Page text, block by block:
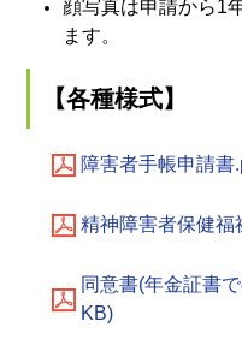
顔写真は申請から1
ます。
【各種様式】
障害者手帳申請書
精神障害者保健福
同意書(年金証書
KB)